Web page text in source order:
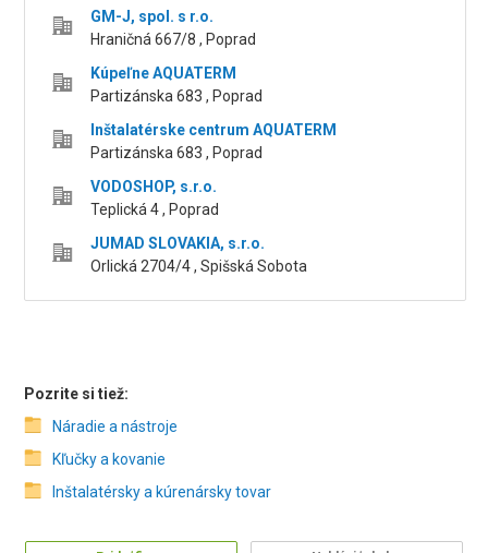
GM-J, spol. s r.o.
Hraničná 667/8 , Poprad
Kúpeľne AQUATERM
Partizánska 683 , Poprad
Inštalatérske centrum AQUATERM
Partizánska 683 , Poprad
VODOSHOP, s.r.o.
Teplická 4 , Poprad
JUMAD SLOVAKIA, s.r.o.
Orlická 2704/4 , Spišská Sobota
Pozrite si tiež:
Náradie a nástroje
Kľučky a kovanie
Inštalatérsky a kúrenársky tovar